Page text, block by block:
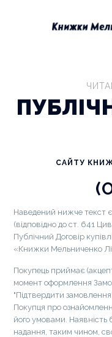
САЙТУ
Наведений нижче текст
(відповідно до ст. 641
Публічний Договір
«Книжки Мельниченко
Покупець приймає
момент оформлення
"Підтвердити
Покупця про
його умовами. Наявність
надання, таким чином,